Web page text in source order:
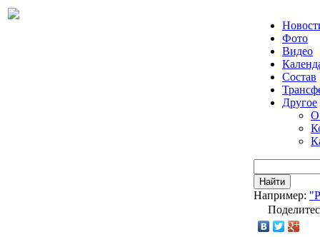
Фото
Видео
Состав
Другое
О
Найти
Например: